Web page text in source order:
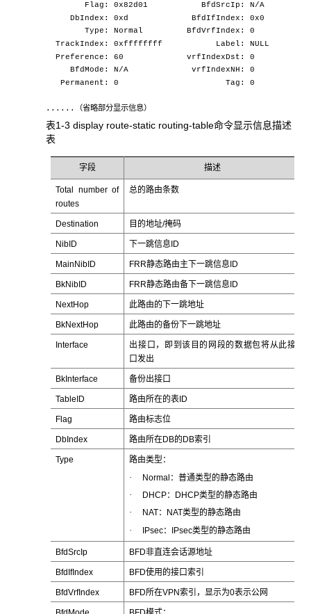
Flag: 0x82d01 BfdSrcIp: N/A
DbIndex: 0xd BfdIfIndex: 0x0
Type: Normal BfdVrfIndex: 0
TrackIndex: 0xffffffff Label: NULL
Preference: 60 vrfIndexDst: 0
BfdMode: N/A vrfIndexNH: 0
Permanent: 0 Tag: 0
......（省略部分显示信息）
表1-3 display route-static routing-table命令显示信息描述
表
字段 描述
Total number of
routes
总的路由条数
Destination 目的地址/掩码
NibID 下一跳信息ID
MainNibID FRR静态路由主下一跳信息ID
BkNibID FRR静态路由备下一跳信息ID
NextHop 此路由的下一跳地址
BkNextHop 此路由的备份下一跳地址
Interface
出接口，即到该目的网段的数据包将从此接
口发出
BkInterface 备份出接口
TableID 路由所在的表ID
Flag 路由标志位
DbIndex 路由所在DB的DB索引
Type 路由类型：
· Normal：普通类型的静态路由
· DHCP：DHCP类型的静态路由
· NAT：NAT类型的静态路由
· IPsec：IPsec类型的静态路由
BfdSrcIp BFD非直连会话源地址
BfdIfIndex BFD使用的接口索引
BfdVrfIndex BFD所在VPN索引，显示为0表示公网